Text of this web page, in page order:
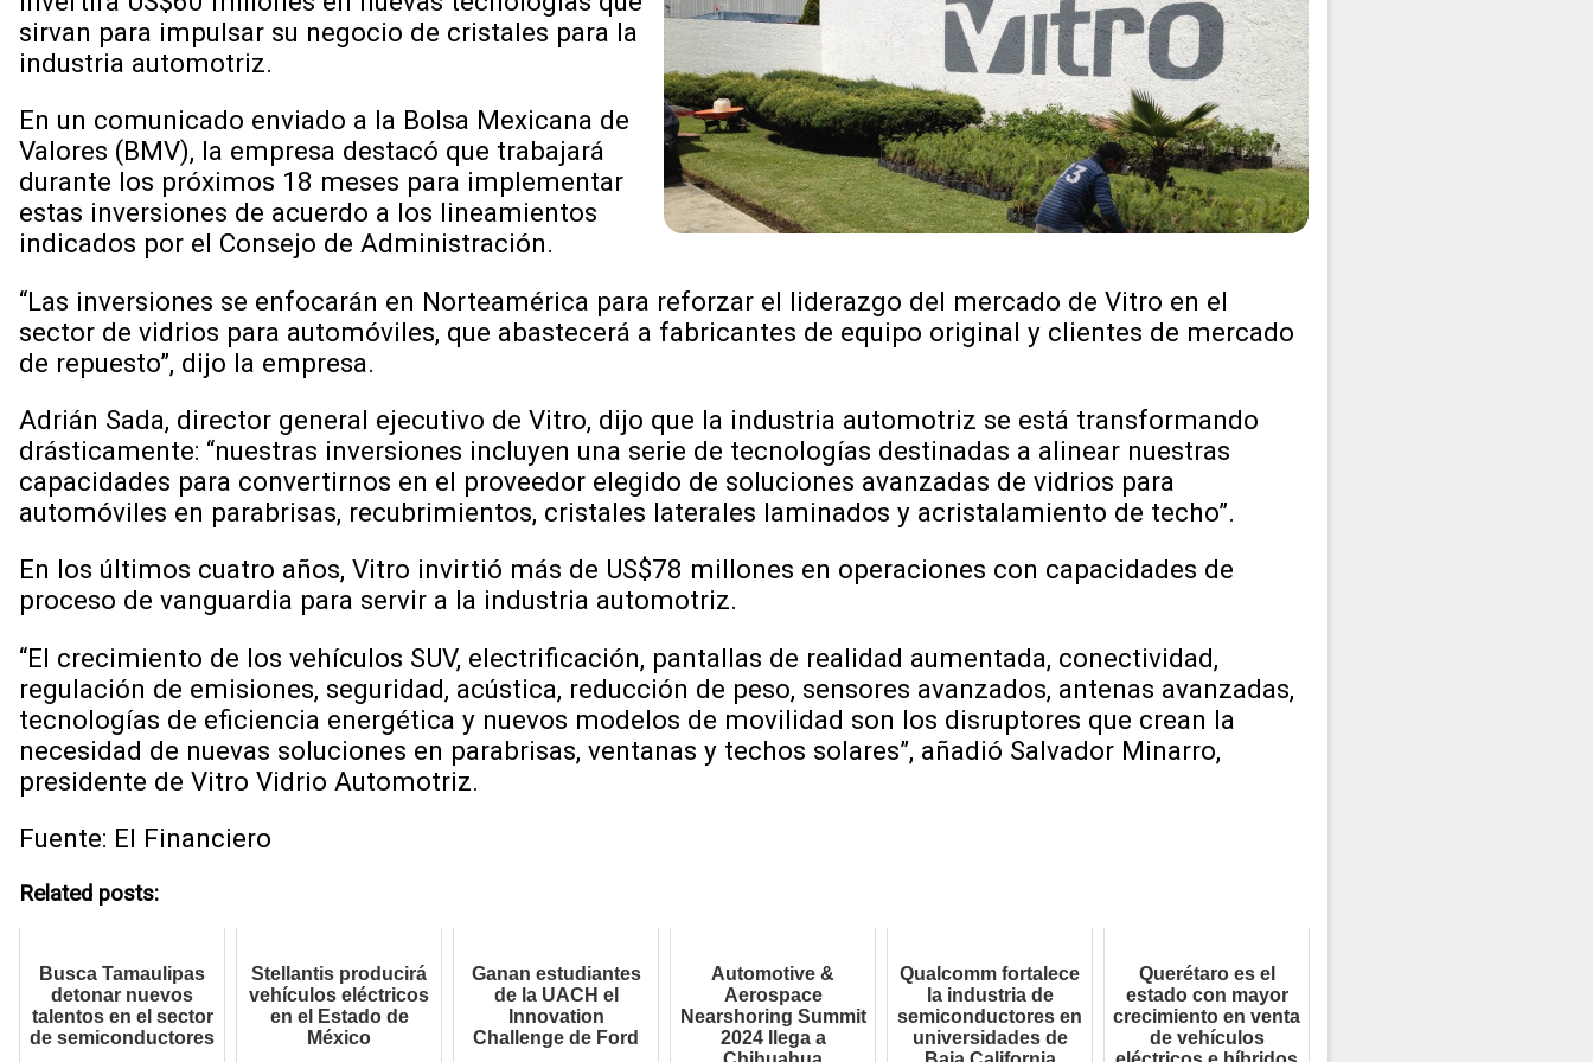
sirvan para impulsar su negocio de cristales para la
industria automotriz.
En un comunicado enviado a la Bolsa Mexicana de
Valores (BMV), la empresa destacó que trabajará
durante los próximos 18 meses para implementar
estas inversiones de acuerdo a los lineamientos
indicados por el Consejo de Administración.
“Las inversiones se enfocarán en Norteamérica para reforzar el liderazgo del mercado de Vitro en el
sector de vidrios para automóviles, que abastecerá a fabricantes de equipo original y clientes de mercado
de repuesto”, dijo la empresa.
Adrián Sada, director general ejecutivo de Vitro, dijo que la industria automotriz se está transformando
drásticamente: “nuestras inversiones incluyen una serie de tecnologías destinadas a alinear nuestras
capacidades para convertirnos en el proveedor elegido de soluciones avanzadas de vidrios para
automóviles en parabrisas, recubrimientos, cristales laterales laminados y acristalamiento de techo”.
En los últimos cuatro años, Vitro invirtió más de US$78 millones en operaciones con capacidades de
proceso de vanguardia para servir a la industria automotriz.
“El crecimiento de los vehículos SUV, electrificación, pantallas de realidad aumentada, conectividad,
regulación de emisiones, seguridad, acústica, reducción de peso, sensores avanzados, antenas avanzadas,
tecnologías de eficiencia energética y nuevos modelos de movilidad son los disruptores que crean la
necesidad de nuevas soluciones en parabrisas, ventanas y techos solares”, añadió Salvador Minarro,
presidente de Vitro Vidrio Automotriz.
Fuente: El Financiero
Related posts:
Busca Tamaulipas
detonar nuevos
talentos en el sector
de semiconductores
Stellantis producirá
vehículos eléctricos
en el Estado de
México
Ganan estudiantes
de la UACH el
Innovation
Challenge de Ford
Automotive &
Aerospace
Nearshoring Summit
2024 llega a
Qualcomm fortalece
la industria de
semiconductores en
universidades de
Querétaro es el
estado con mayor
crecimiento en venta
de vehículos